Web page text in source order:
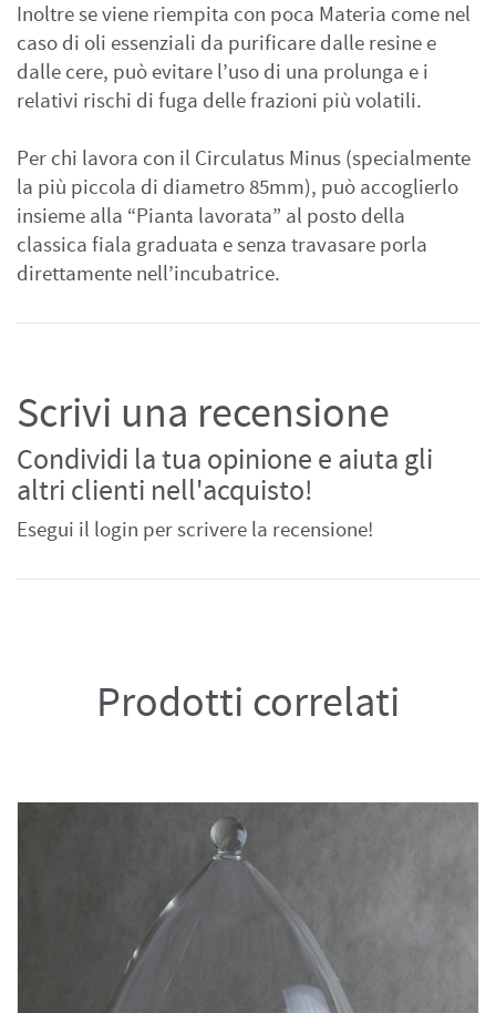
Inoltre se viene riempita con poca Materia come nel
caso di oli essenziali da purificare dalle resine e
dalle cere, può evitare l’uso di una prolunga e i
relativi rischi di fuga delle frazioni più volatili.
Per chi lavora con il Circulatus Minus (specialmente
la più piccola di diametro 85mm), può accoglierlo
insieme alla “Pianta lavorata” al posto della
classica fiala graduata e senza travasare porla
direttamente nell’incubatrice.
Scrivi una recensione
Condividi la tua opinione e aiuta gli
altri clienti nell'acquisto!
Esegui il login per scrivere la recensione!
Prodotti correlati